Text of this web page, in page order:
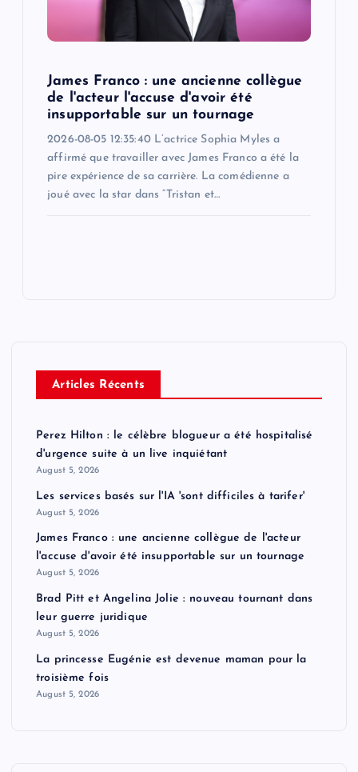
James Franco : une ancienne collègue
de l'acteur l'accuse d'avoir été
insupportable sur un tournage
2026-08-05 12:35:40 L’actrice Sophia Myles a
affirmé que travailler avec James Franco a été la
pire expérience de sa carrière. La comédienne a
joué avec la star dans “Tristan et…
Articles Récents
Perez Hilton : le célèbre blogueur a été hospitalisé
d'urgence suite à un live inquiétant
August 5, 2026
Les services basés sur l'IA 'sont difficiles à tarifer'
August 5, 2026
James Franco : une ancienne collègue de l'acteur
l'accuse d'avoir été insupportable sur un tournage
August 5, 2026
Brad Pitt et Angelina Jolie : nouveau tournant dans
leur guerre juridique
August 5, 2026
La princesse Eugénie est devenue maman pour la
troisième fois
August 5, 2026